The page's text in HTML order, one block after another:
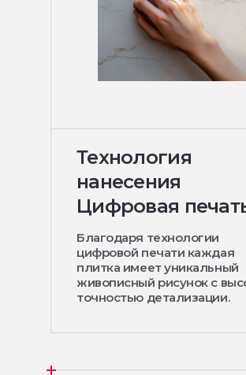
Технология
нанесения
Цифровая
Благодаря технологии
цифровой печати каждая
плитка имеет уникальный
живописный рисунок с
точностью детализации.